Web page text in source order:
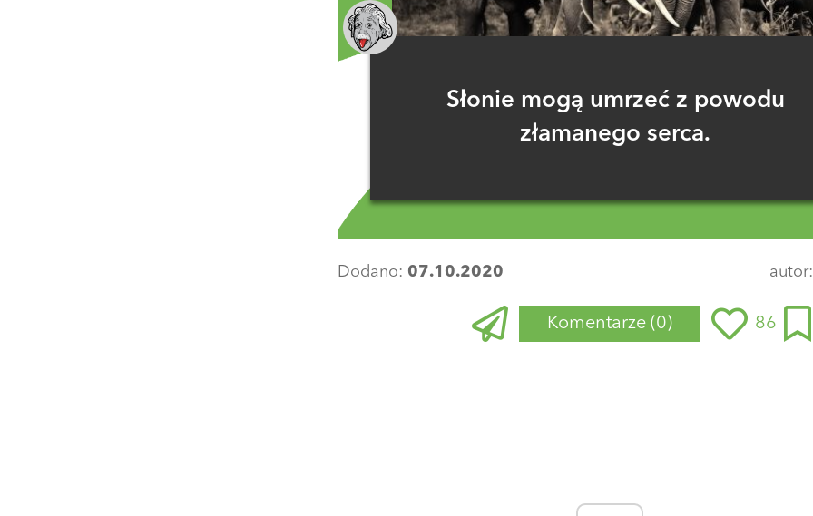
Słonie mogą umrzeć z powodu
złamanego serca.
Dodano: 07.10.2020 autor:
Komentarze (0) 86